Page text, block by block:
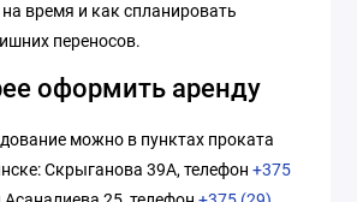
на время и как спланировать
переносов.
оформить аренду
можно в пунктах проката
Скрыганова 39А, телефон +375